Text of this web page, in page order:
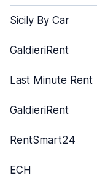
Sicily By Car
GaldieriRent
Last Minute Rent
GaldieriRent
RentSmart24
ECH